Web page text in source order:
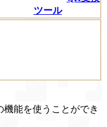
ツール
能を使うことができ